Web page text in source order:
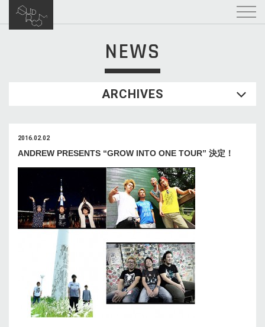
NEWS
ARCHIVES
2016.02.02
ANDREW PRESENTS “GROW INTO ONE TOUR” 決定！